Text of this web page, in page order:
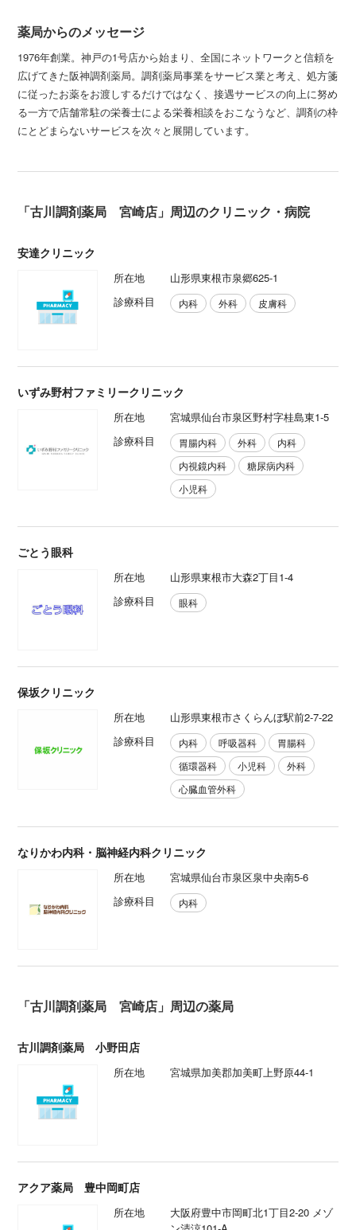
薬局からのメッセージ
1976年創業。神戸の1号店から始まり、全国にネットワークと信頼を
広げてきた阪神調剤薬局。調剤薬局事業をサービス業と考え、処方箋
に従ったお薬をお渡しするだけではなく、接遇サービスの向上に努め
る一方で店舗常駐の栄養士による栄養相談をおこなうなど、調剤の枠
にとどまらないサービスを次々と展開しています。
「古川調剤薬局 宮崎店」周辺のクリニック・病院
安達クリニック
所在地
山形県東根市泉郷625-1
診療科目
内科 外科 皮膚科
いずみ野村ファミリークリニック
所在地
宮城県仙台市泉区野村字桂島東1-5
診療科目
胃腸内科 外科
内科
内視鏡内科
糖尿病内科
小児科
ごとう眼科
所在地
山形県東根市大森2丁目1-4
診療科目
眼科
保坂クリニック
所在地
山形県東根市さくらんぼ駅前2-7-22
診療科目
内科 呼吸器科
胃腸科
循環器科
小児科
外科
心臓血管外科
なりかわ内科・脳神経内科クリニック
所在地
宮城県仙台市泉区泉中央南5-6
診療科目
内科
「古川調剤薬局 宮崎店」周辺の薬局
古川調剤薬局 小野田店
所在地 宮城県加美郡加美町上野原44-1
アクア薬局 豊中岡町店
所在地
大阪府豊中市岡町北1丁目2-20 メゾ